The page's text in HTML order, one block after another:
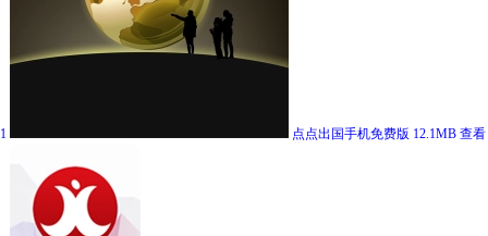
1 点点出国手机免费版 12.1MB 查看